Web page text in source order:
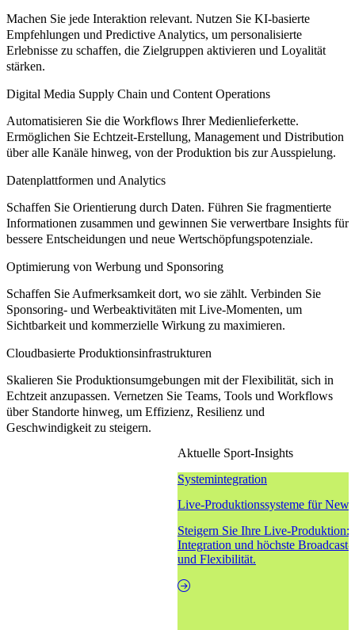
Machen Sie jede Interaktion relevant. Nutzen Sie KI-basierte
Empfehlungen und Predictive Analytics, um personalisierte
Erlebnisse zu schaffen, die Zielgruppen aktivieren und Loyalität
stärken.
Digital Media Supply Chain und Content Operations
Automatisieren Sie die Workflows Ihrer Medienlieferkette.
Ermöglichen Sie Echtzeit-Erstellung, Management und Distribution
über alle Kanäle hinweg, von der Produktion bis zur Ausspielung.
Datenplattformen und Analytics
Schaffen Sie Orientierung durch Daten. Führen Sie fragmentierte
Informationen zusammen und gewinnen Sie verwertbare Insights für
bessere Entscheidungen und neue Wertschöpfungspotenziale.
Optimierung von Werbung und Sponsoring
Schaffen Sie Aufmerksamkeit dort, wo sie zählt. Verbinden Sie
Sponsoring- und Werbeaktivitäten mit Live-Momenten, um
Sichtbarkeit und kommerzielle Wirkung zu maximieren.
Cloudbasierte Produktionsinfrastrukturen
Skalieren Sie Produktionsumgebungen mit der Flexibilität, sich in
Echtzeit anzupassen. Vernetzen Sie Teams, Tools und Workflows
über Standorte hinweg, um Effizienz, Resilienz und
Geschwindigkeit zu steigern.
Aktuelle Sport-Insights
Systemintegration
Live-Produktionssysteme für
Steigern Sie Ihre Live-
Integration und höchste
und Flexibilität.